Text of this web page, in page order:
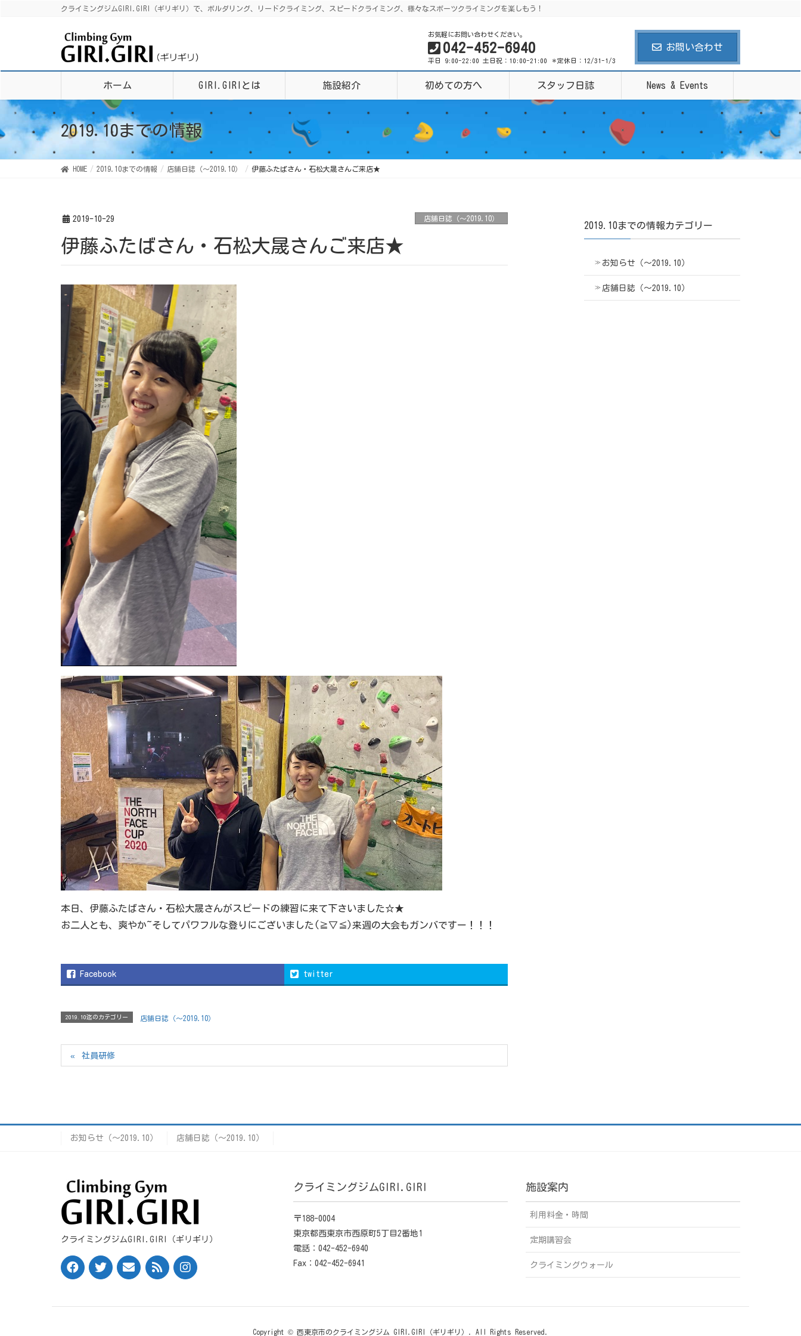
クライミングジムGIRI.GIRI（ギリギリ）で、ボルダリング、リードクライミング、スピードクライミング、様々なスポーツクライミングを楽しもう！
お気軽にお問い合わせください。
042-452-6940
平日 9:00-22:00 土日祝：10:00-21:00 ＊定休日：12/31-1/3
お問い合わせ
ホーム GIRI.GIRIとは 施設紹介 初めての方へ スタッフ日誌 News & Events
2019.10までの情報
HOME 2019.10までの情報 店舗日誌（〜2019.10） 伊藤ふたばさん・石松大晟さんご来店★
2019-10-29 店舗日誌（〜2019.10）
伊藤ふたばさん・石松大晟さんご来店★
本日、伊藤ふたばさん・石松大晟さんがスピードの練習に来て下さいました☆★
お二人とも、爽やか~そしてパワフルな登りにございました(≧▽≦)来週の大会もガンバですー！！！
Facebook twitter
2019.10迄のカテゴリー 店舗日誌（〜2019.10）
社員研修
2019.10までの情報カテゴリー
お知らせ（〜2019.10）
店舗日誌（〜2019.10）
お知らせ（〜2019.10） 店舗日誌（〜2019.10）
クライミングジムGIRI.GIRI（ギリギリ）
クライミングジムGIRI.GIRI
〒188-0004
東京都西東京市西原町5丁目2番地1
電話：042-452-6940
Fax：042-452-6941
施設案内
利用料金・時間
定期講習会
クライミングウォール
Copyright © 西東京市のクライミングジム GIRI.GIRI（ギリギリ）. All Rights Reserved.